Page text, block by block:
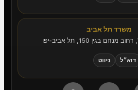
משרד תל אביב
דוא״ל ניווט